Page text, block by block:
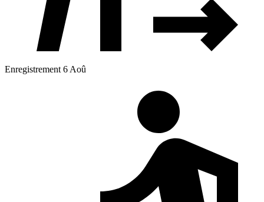
Enregistrement 6 Aoû